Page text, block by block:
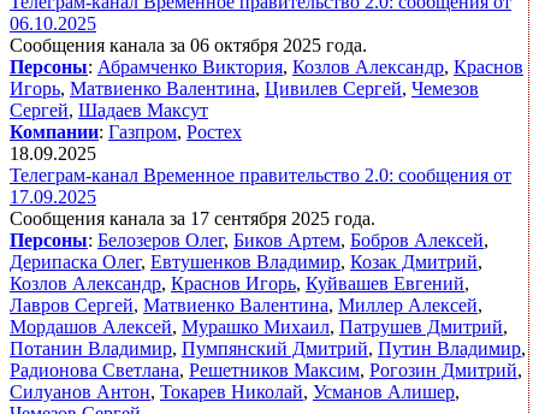
06.10.2025
Сообщения канала за 06 октября 2025 года.
Персоны: Абрамченко Виктория, Козлов Александр, Краснов
Игорь, Матвиенко Валентина, Цивилев Сергей, Чемезов
Сергей, Шадаев Максут
Компании: Газпром, Ростех
18.09.2025
Телеграм-канал Временное правительство 2.0: сообщения от
17.09.2025
Сообщения канала за 17 сентября 2025 года.
Персоны: Белозеров Олег, Биков Артем, Бобров Алексей,
Дерипаска Олег, Евтушенков Владимир, Козак Дмитрий,
Козлов Александр, Краснов Игорь, Куйвашев Евгений,
Лавров Сергей, Матвиенко Валентина, Миллер Алексей,
Мордашов Алексей, Мурашко Михаил, Патрушев Дмитрий,
Потанин Владимир, Пумпянский Дмитрий, Путин Владимир,
Радионова Светлана, Решетников Максим, Рогозин Дмитрий,
Силуанов Антон, Токарев Николай, Усманов Алишер,